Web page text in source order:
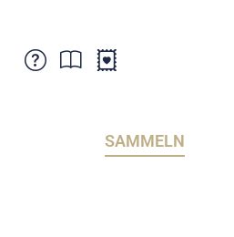
Verkaufsstellen
Abonnemente
SAMMELN